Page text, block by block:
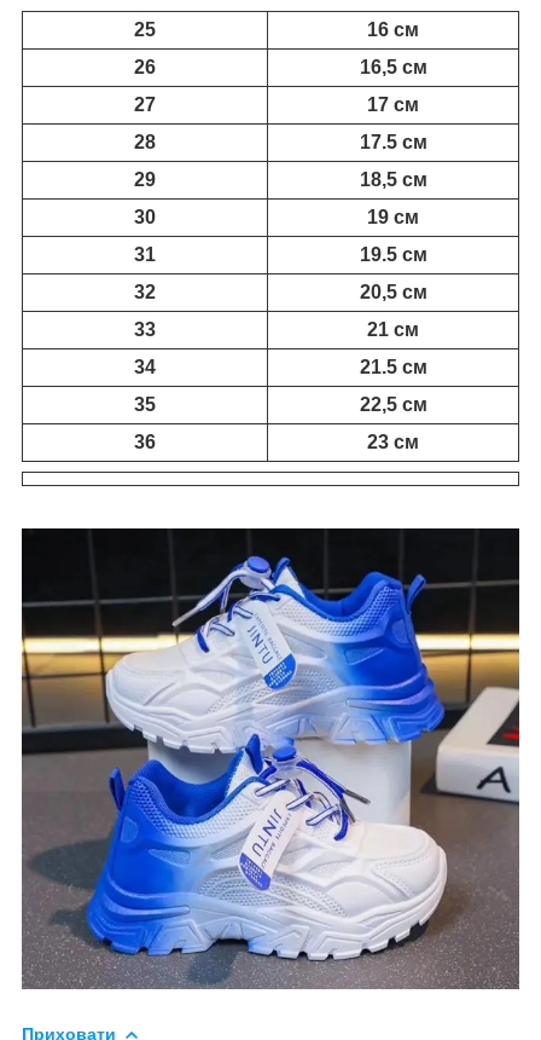
25
16 см
26
16,5 см
27
17 см
28
17.5 см
29
18,5 см
30
19 см
31
19.5 см
32
20,5 см
33
21 см
34
21.5 см
35
22,5 см
36
23 см
Приховати